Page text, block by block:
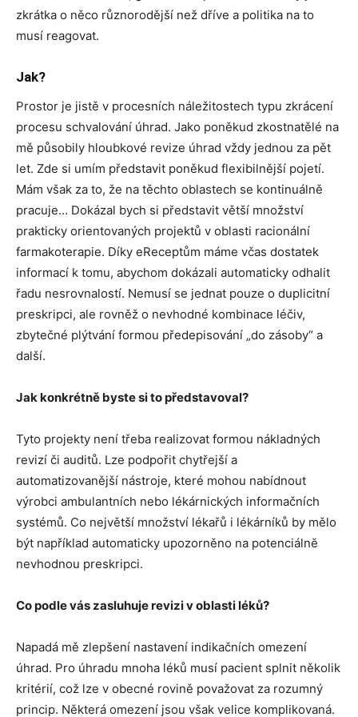
zkrátka o něco různorodější než dříve a politika na to
musí reagovat.
Jak?
Prostor je jistě v procesních náležitostech typu zkrácení
procesu schvalování úhrad. Jako poněkud zkostnatělé na
mě působily hloubkové revize úhrad vždy jednou za pět
let. Zde si umím představit poněkud flexibilnější pojetí.
Mám však za to, že na těchto oblastech se kontinuálně
pracuje… Dokázal bych si představit větší množství
prakticky orientovaných projektů v oblasti racionální
farmakoterapie. Díky eReceptům máme včas dostatek
informací k tomu, abychom dokázali automaticky odhalit
řadu nesrovnalostí. Nemusí se jednat pouze o duplicitní
preskripci, ale rovněž o nevhodné kombinace léčiv,
zbytečné plýtvání formou předepisování „do zásoby“ a
další.
Jak konkrétně byste si to představoval?
Tyto projekty není třeba realizovat formou nákladných
revizí či auditů. Lze podpořit chytřejší a
automatizovanější nástroje, které mohou nabídnout
výrobci ambulantních nebo lékárnických informačních
systémů. Co největší množství lékařů i lékárníků by mělo
být například automaticky upozorněno na potenciálně
nevhodnou preskripci.
Co podle vás zasluhuje revizi v oblasti léků?
Napadá mě zlepšení nastavení indikačních omezení
úhrad. Pro úhradu mnoha léků musí pacient splnit několik
kritérií, což lze v obecné rovině považovat za rozumný
princip. Některá omezení jsou však velice komplikovaná.